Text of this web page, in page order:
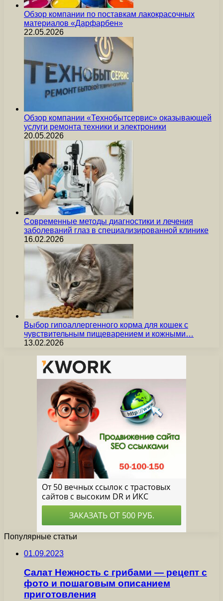
Обзор компании по поставкам лакокрасочных
материалов «Дарфарбен»
22.05.2026
Обзор компании «Технобытсервис» оказывающей
услуги ремонта техники и электроники
20.05.2026
Современные методы диагностики и лечения
заболеваний глаз в специализированной клинике
16.02.2026
Выбор гипоаллергенного корма для кошек с
чувствительным пищеварением и кожными…
13.02.2026
Популярные статьи
01.09.2023
Салат Нежность с грибами — рецепт с
фото и пошаговым описанием
приготовления